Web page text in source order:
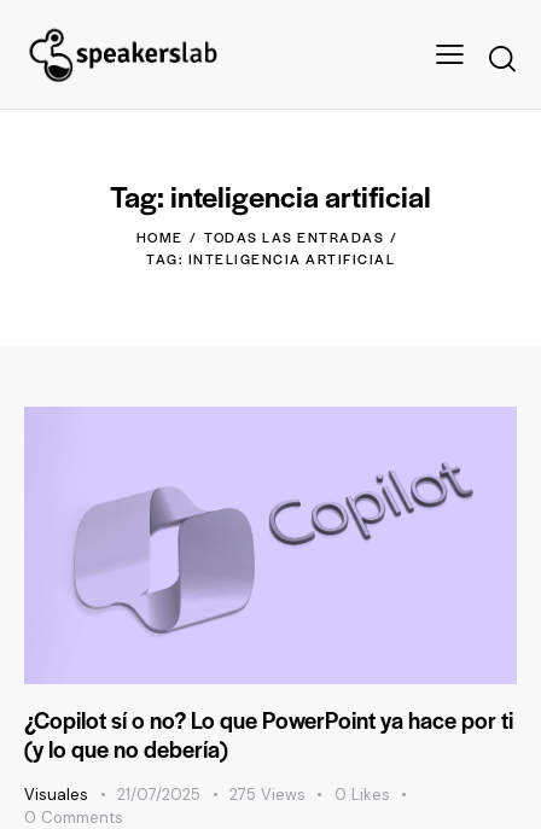
Tag: inteligencia artificial
HOME
TODAS LAS ENTRADAS
TAG: INTELIGENCIA ARTIFICIAL
¿Copilot sí o no? Lo que PowerPoint ya hace por ti
(y lo que no debería)
Visuales 21/07/2025 275 Views 0 Likes
0 Comments